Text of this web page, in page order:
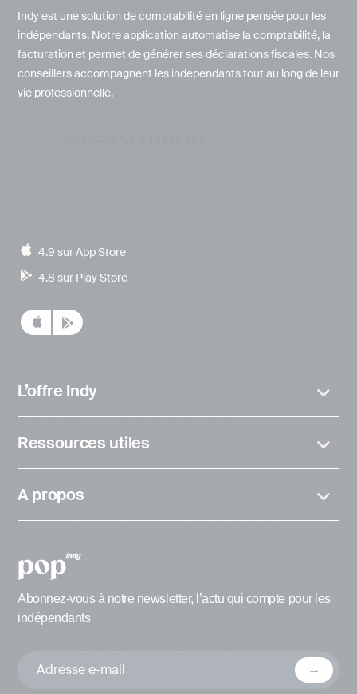
Indy est une solution de comptabilité en ligne pensée pour les
indépendants. Notre application automatise la comptabilité, la
facturation et permet de générer ses déclarations fiscales. Nos
conseillers accompagnent les indépendants tout au long de leur
vie professionnelle.
4.9 sur App Store
4.8 sur Play Store
L’offre Indy
Ressources utiles
A propos
Abonnez-vous à notre newsletter, l’actu qui compte pour les
indépendants